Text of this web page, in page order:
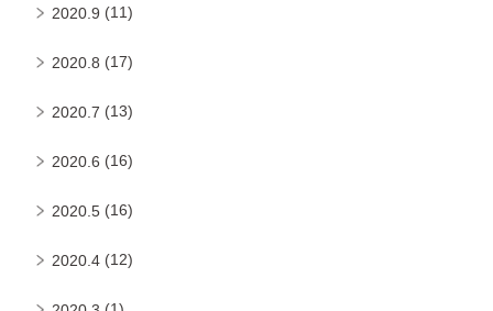
2020.9 (11)
2020.8 (17)
2020.7 (13)
2020.6 (16)
2020.5 (16)
2020.4 (12)